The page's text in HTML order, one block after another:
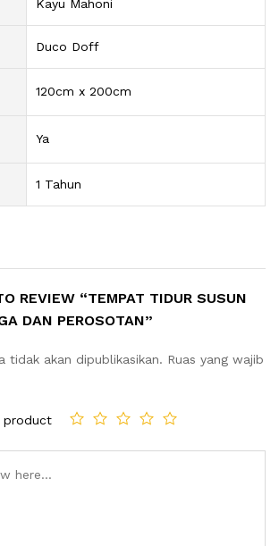
Kayu Mahoni
Duco Doff
120cm x 200cm
Ya
1 Tahun
REVIEW “TEMPAT TIDUR SUSUN
DAN PEROSOTAN”
tidak akan dipublikasikan. Ruas yang wajib
product